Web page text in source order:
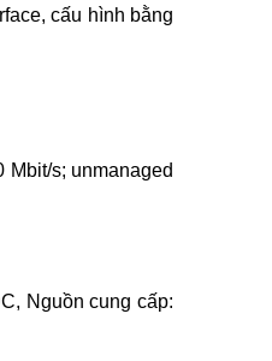
cấu hình bằng
s; unmanaged
Nguồn cung cấp: